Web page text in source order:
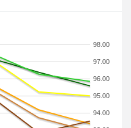
94.00
95.00
96.00
97.00
98.00